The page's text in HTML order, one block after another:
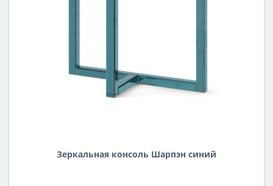
Зеркальная консоль Шарпэн синий